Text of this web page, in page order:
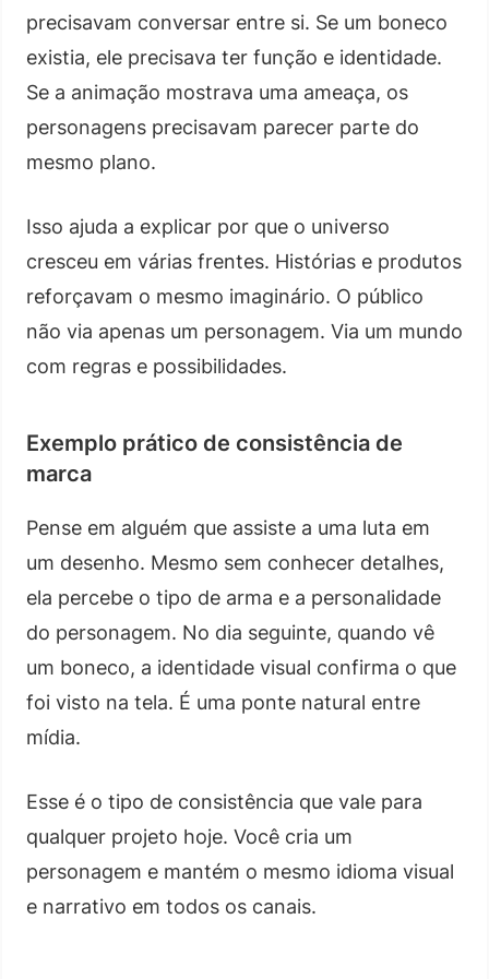
precisavam conversar entre si. Se um boneco
existia, ele precisava ter função e identidade.
Se a animação mostrava uma ameaça, os
personagens precisavam parecer parte do
mesmo plano.
Isso ajuda a explicar por que o universo
cresceu em várias frentes. Histórias e produtos
reforçavam o mesmo imaginário. O público
não via apenas um personagem. Via um mundo
com regras e possibilidades.
Exemplo prático de consistência de
marca
Pense em alguém que assiste a uma luta em
um desenho. Mesmo sem conhecer detalhes,
ela percebe o tipo de arma e a personalidade
do personagem. No dia seguinte, quando vê
um boneco, a identidade visual confirma o que
foi visto na tela. É uma ponte natural entre
mídia.
Esse é o tipo de consistência que vale para
qualquer projeto hoje. Você cria um
personagem e mantém o mesmo idioma visual
e narrativo em todos os canais.